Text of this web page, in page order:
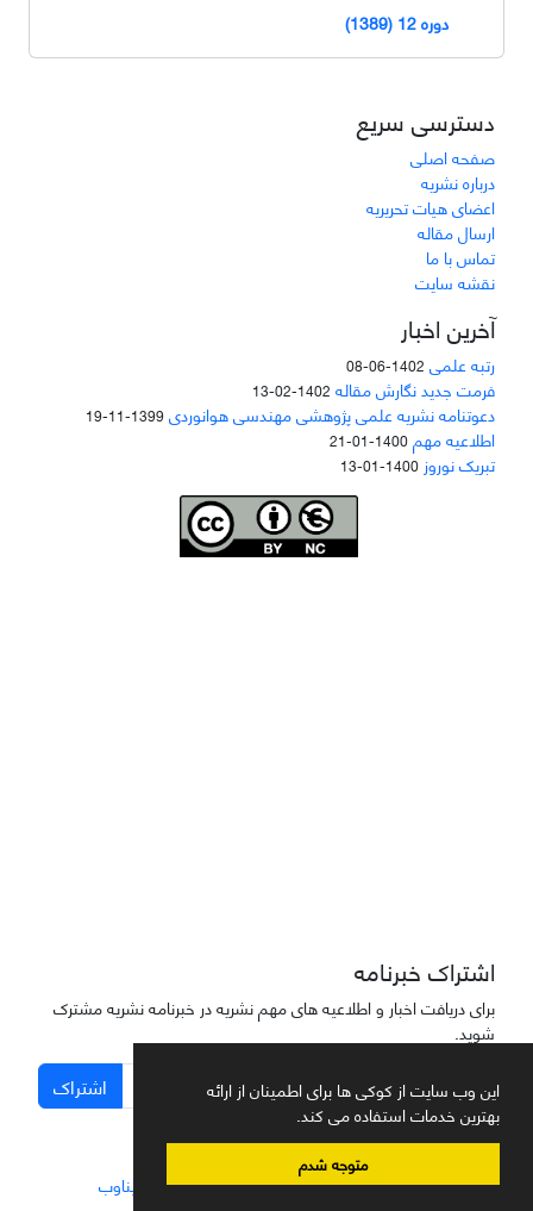
این وب سایت از کوکی ها برای اطمینان از ارائه
بهترین خدمات استفاده می کند.
متوجه شدم
دوره 12 (1389)
دسترسی سریع
صفحه اصلی
درباره نشریه
اعضای هیات تحریریه
ارسال مقاله
تماس با ما
نقشه سایت
آخرین اخبار
رتبه علمی 1402-06-08
فرمت جدید نگارش مقاله 1402-02-13
دعوتنامه نشریه علمی پژوهشی مهندسی هوانوردی1399-11-19
اطلاعیه مهم1400-01-21
تبریک نوروز 1400-01-13
اشتراک خبرنامه
برای دریافت اخبار و اطلاعیه های مهم نشریه در خبرنامه نشریه مشترک
شوید.
اشتراک
سامانه مدیریت نشریات علمی.طراحی و پیاده سازی از سیناوب